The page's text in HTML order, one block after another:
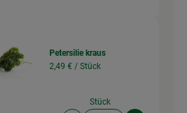
Petersilie kraus
2,49 € / Stück
Stück